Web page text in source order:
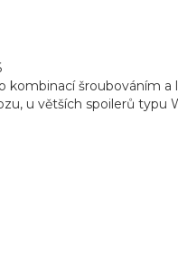
šroubováním a
u větších spoilerů typu